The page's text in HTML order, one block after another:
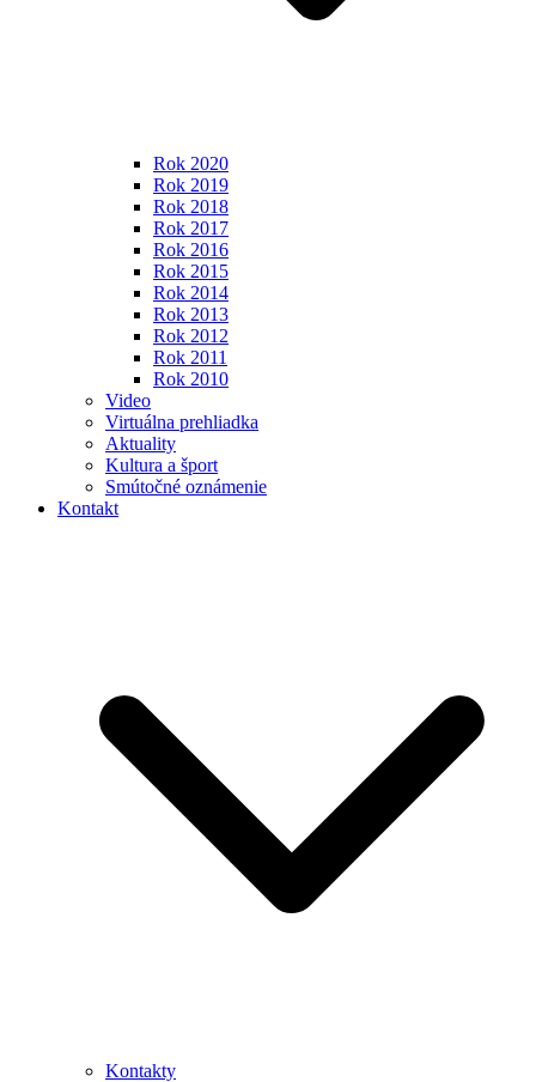
Rok 2020
Rok 2019
Rok 2018
Rok 2017
Rok 2016
Rok 2015
Rok 2014
Rok 2013
Rok 2012
Rok 2011
Rok 2010
Video
Virtuálna prehliadka
Aktuality
Kultura a šport
Smútočné oznámenie
Kontakt
Kontakty